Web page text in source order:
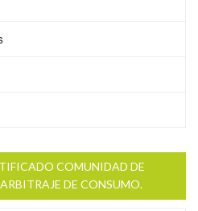
COMUNIDAD DE
DE CONSUMO.